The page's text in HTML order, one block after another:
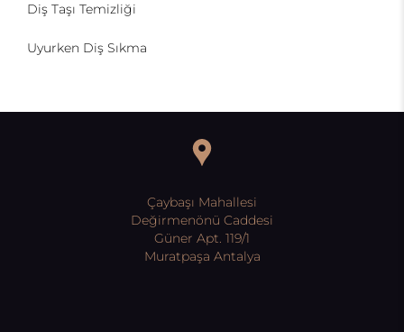
Diş Taşı Temizliği
Uyurken Diş Sıkma
Çaybaşı Mahallesi
Değirmenönü Caddesi
Güner Apt. 119/1
Muratpaşa Antalya